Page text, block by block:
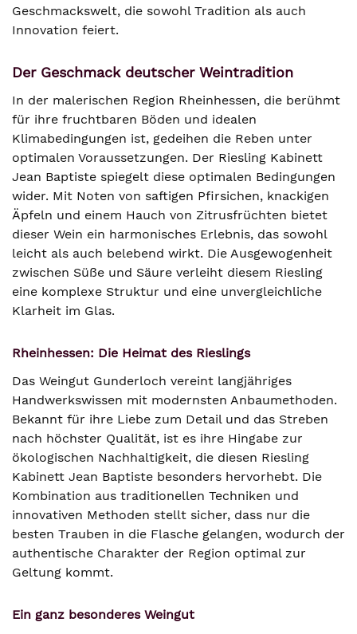
Geschmackswelt, die sowohl Tradition als auch
Innovation feiert.
Der Geschmack deutscher Weintradition
In der malerischen Region Rheinhessen, die berühmt
für ihre fruchtbaren Böden und idealen
Klimabedingungen ist, gedeihen die Reben unter
optimalen Voraussetzungen. Der Riesling Kabinett
Jean Baptiste spiegelt diese optimalen Bedingungen
wider. Mit Noten von saftigen Pfirsichen, knackigen
Äpfeln und einem Hauch von Zitrusfrüchten bietet
dieser Wein ein harmonisches Erlebnis, das sowohl
leicht als auch belebend wirkt. Die Ausgewogenheit
zwischen Süße und Säure verleiht diesem Riesling
eine komplexe Struktur und eine unvergleichliche
Klarheit im Glas.
Rheinhessen: Die Heimat des Rieslings
Das Weingut Gunderloch vereint langjähriges
Handwerkswissen mit modernsten Anbaumethoden.
Bekannt für ihre Liebe zum Detail und das Streben
nach höchster Qualität, ist es ihre Hingabe zur
ökologischen Nachhaltigkeit, die diesen Riesling
Kabinett Jean Baptiste besonders hervorhebt. Die
Kombination aus traditionellen Techniken und
innovativen Methoden stellt sicher, dass nur die
besten Trauben in die Flasche gelangen, wodurch der
authentische Charakter der Region optimal zur
Geltung kommt.
Ein ganz besonderes Weingut